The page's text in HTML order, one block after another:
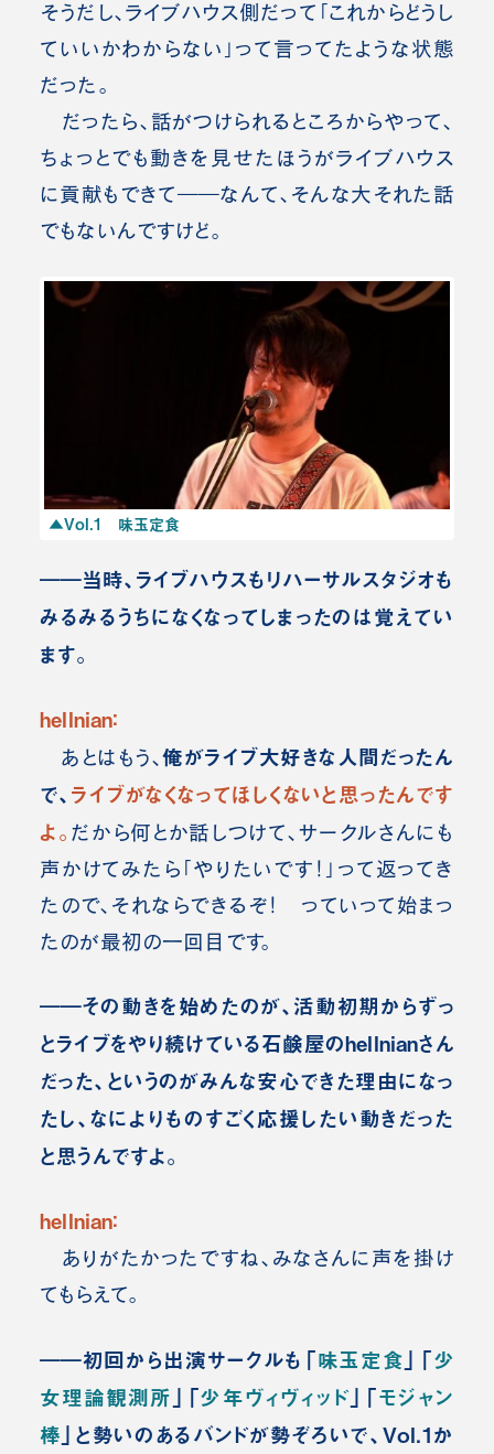
そうだし、ライブハウス側だって「これからどうし
ていいかわからない」って言ってたような状態
だった。
だったら、話がつけられるところからやって、
ちょっとでも動きを見せたほうがライブハウス
に貢献もできて――なんて、そんな大それた話
でもないんですけど。
▲Vol.1 味玉定食
――当時、ライブハウスもリハーサルスタジオも
みるみるうちになくなってしまったのは覚えてい
ます。
hellnian：
あとはもう、俺がライブ大好きな人間だったん
で、ライブがなくなってほしくないと思ったんです
よ。 だから何とか話しつけて、サークルさんにも
声かけてみたら「やりたいです！」って返ってき
たので、それならできるぞ！ っていって始まっ
たのが最初の一回目です。
――その動きを始めたのが、活動初期からずっ
とライブをやり続けている石鹸屋のhellnianさん
だった、というのがみんな安心できた理由になっ
たし、なによりものすごく応援したい動きだった
と思うんですよ。
hellnian：
ありがたかったですね、みなさんに声を掛け
てもらえて。
――初回から出演サークルも「味玉定食 」「少
女理論観測所 」「少年ヴィヴィッド 」「モジャン
棒」と勢いのあるバンドが勢ぞろいで、Vol.1か